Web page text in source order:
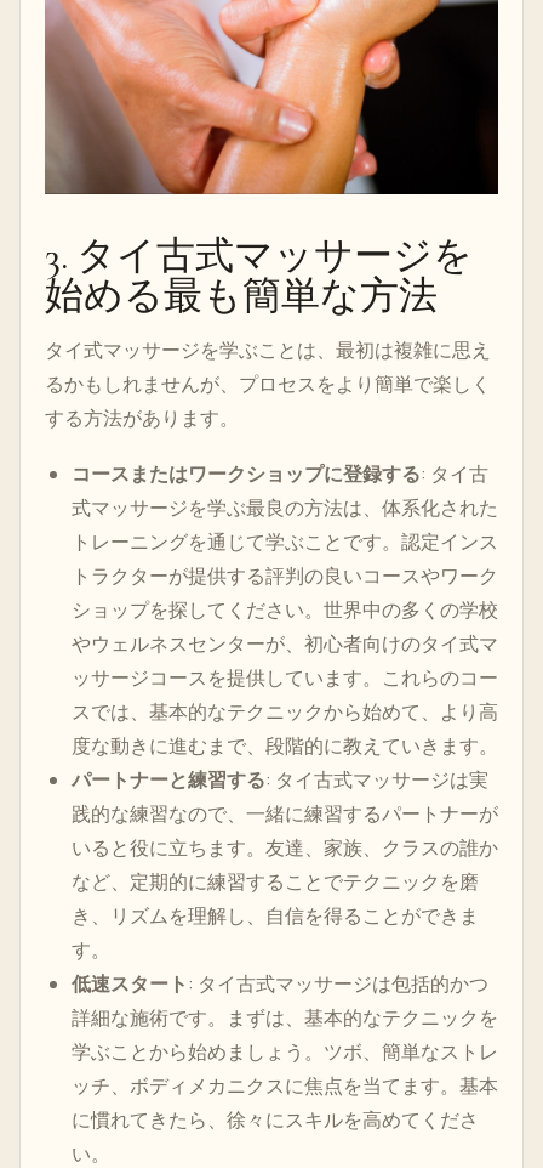
3. タイ古式マッサージを
始める最も簡単な方法
タイ式マッサージを学ぶことは、最初は複雑に思え
るかもしれませんが、プロセスをより簡単で楽しく
する方法があります。
コースまたはワークショップに登録する: タイ古
式マッサージを学ぶ最良の方法は、体系化された
トレーニングを通じて学ぶことです。認定インス
トラクターが提供する評判の良いコースやワーク
ショップを探してください。世界中の多くの学校
やウェルネスセンターが、初心者向けのタイ式マ
ッサージコースを提供しています。これらのコー
スでは、基本的なテクニックから始めて、より高
度な動きに進むまで、段階的に教えていきます。
パートナーと練習する: タイ古式マッサージは実
践的な練習なので、一緒に練習するパートナーが
いると役に立ちます。友達、家族、クラスの誰か
など、定期的に練習することでテクニックを磨
き、リズムを理解し、自信を得ることができま
す。
低速スタート: タイ古式マッサージは包括的かつ
詳細な施術です。まずは、基本的なテクニックを
学ぶことから始めましょう。ツボ、簡単なストレ
ッチ、ボディメカニクスに焦点を当てます。基本
に慣れてきたら、徐々にスキルを高めてくださ
い。